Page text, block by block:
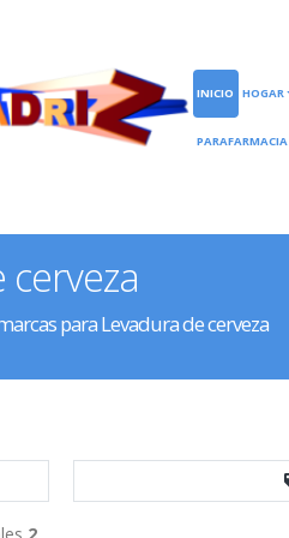
INICIO HOGAR
PARAFARMACIA
para Levadura de cerveza